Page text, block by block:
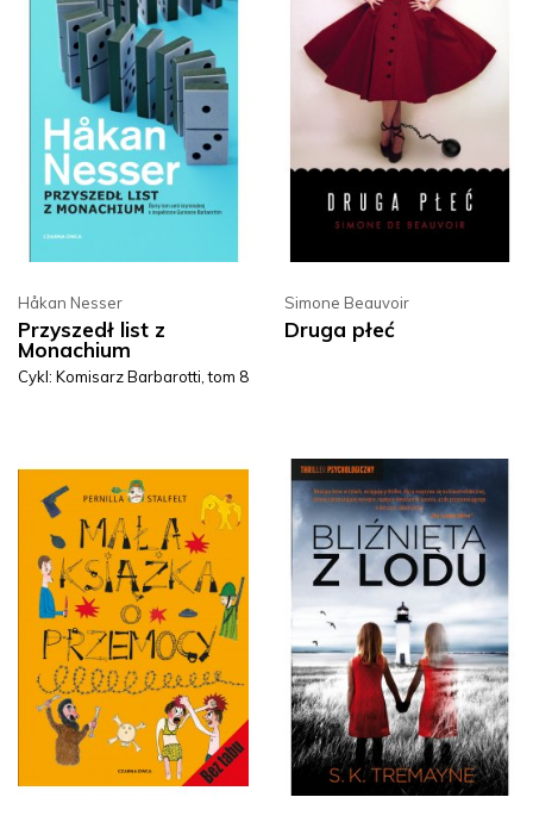
Håkan Nesser
Przyszedł list z
Monachium
Cykl: Komisarz Barbarotti, tom 8
Simone Beauvoir
Druga płeć